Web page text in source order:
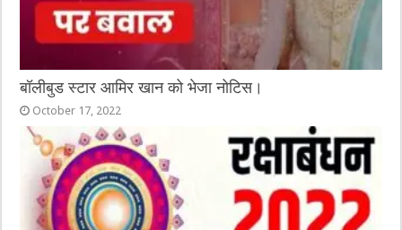
बॉलीबुड स्टार आमिर खान को भेजा नोटिस।
October 17, 2022